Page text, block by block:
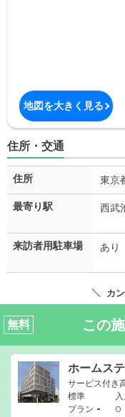
地図を大きく見る
住所・交通
住所 東京
最寄り駅 西武
来訪者用駐車場 あり
カ
無料 この
ホームス
サービス付き
標準
プラン -
0